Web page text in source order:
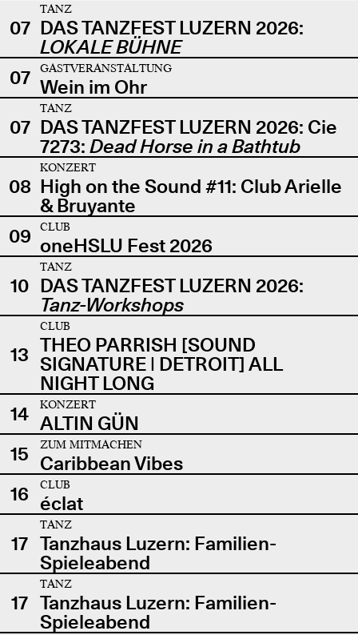
07
TANZ
DAS TANZFEST LUZERN 2026:
LOKALE BÜHNE
07
GASTVERANSTALTUNG
Wein im Ohr
07
TANZ
DAS TANZFEST LUZERN 2026: Cie
7273: Dead Horse in a Bathtub
08
KONZERT
High on the Sound #11: Club Arielle
& Bruyante
09
CLUB
oneHSLU Fest 2026
10
TANZ
DAS TANZFEST LUZERN 2026:
Tanz-Workshops
13
CLUB
THEO PARRISH [SOUND
SIGNATURE | DETROIT] ALL
NIGHT LONG
14
KONZERT
ALTIN GÜN
15
ZUM MITMACHEN
Caribbean Vibes
16
CLUB
éclat
17
TANZ
Tanzhaus Luzern: Familien-
Spieleabend
17
TANZ
Tanzhaus Luzern: Familien-
Spieleabend